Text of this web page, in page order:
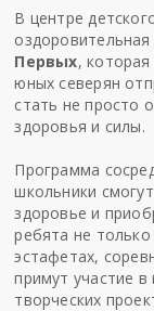
В центре
Первых,
юных северян
стать не просто
здоровья и силы.
Программа
школьники
здоровье и
ребята не
эстафетах,
примут участие в
творческих